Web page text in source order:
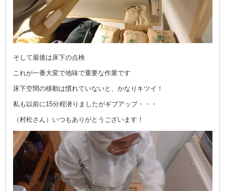
そして最後は床下の点検
これが一番大変で地味で重要な作業です
床下空間の移動は慣れていないと、かなりキツイ！
私も以前に15分程潜りましたがギブアップ・・・
（村松さん）いつもありがとうございます！